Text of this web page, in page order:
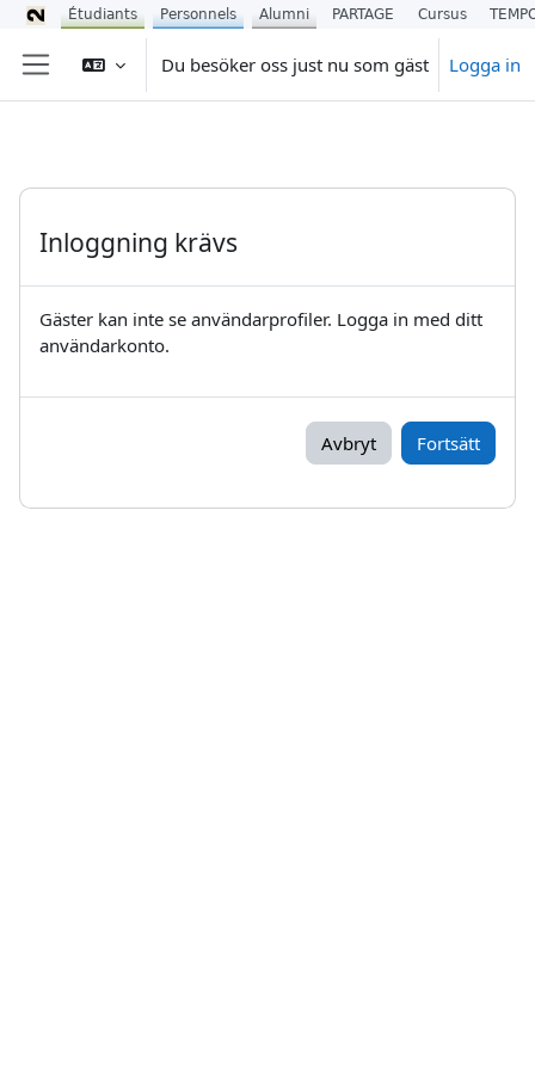
Gå direkt till huvudinnehåll
Du besöker oss just nu som gäst Logga in
Inloggning krävs
Gäster kan inte se användarprofiler. Logga in med ditt
användarkonto.
Avbryt Fortsätt
Étudiants Personnels Alumni PARTAGE Cursus